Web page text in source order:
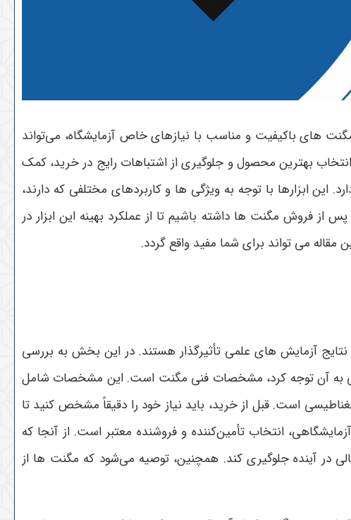
های باکیفیت و مناسب با نیازهای خاص آزمایشگاه، می‌تواند
بهترین محصول و جلوگیری از اشتباهات رایج در خرید، کمک
ابزارها با توجه به ویژگی ها و کاربردهای مختلفی که دارند،
از فروش مگنت ها داشته باشیم تا از عملکرد بهینه این ابزار در
مقاله می تواند برای شما مفید واقع گردد.
آزمایش های علمی تأثیرگذار هستند. در این بخش به بررسی
به آن توجه کرد، مشخصات فنی مگنت است. این مشخصات شامل
است. قبل از خرید، باید نیاز خود را دقیقاً مشخص کنید تا
انتخاب تأمین‌کننده و فروشنده معتبر است. از آنجا که
در آینده جلوگیری کند. همچنین، توصیه می‌شود که مگنت ها از